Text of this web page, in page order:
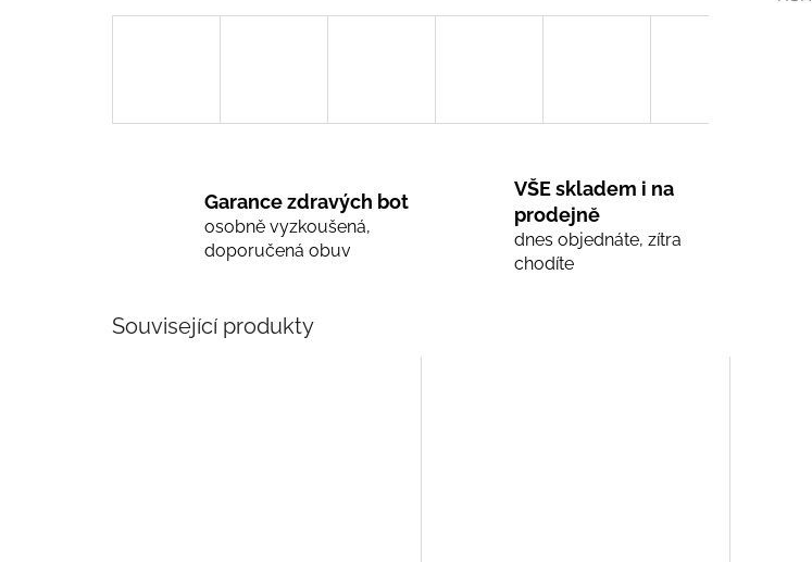
Garance zdravých bot
osobně vyzkoušená,
doporučená obuv
VŠE skladem i na
prodejně
dnes objednáte, zítra
chodíte
Související produkty